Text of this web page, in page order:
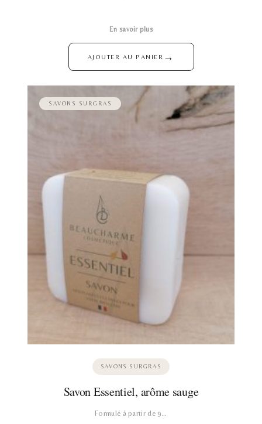
AJOUTER AU PANIER →
En savoir plus
SAVONS SURGRAS
SAVONS SURGRAS
Savon Essentiel, arôme sauge
Formulé à partir de 9…